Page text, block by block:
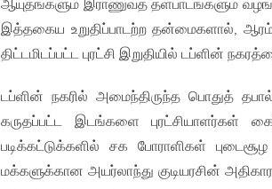
ஆயுதங்களும் இராணுவத் தளபாடங்களும்
இத்தகைய உறுதிப்பாடற்ற தன்மைகளால்,
திட்டமிடப்பட்ட புரட்சி இறுதியில் டப்ளின்
டப்ளின் நகரில் அமைந்திருந்த பொதுத்
கருதப்பட்ட இடங்களை புரட்சியாளர்கள்
படிக்கட்டுக்களில் சக போராளிகள்
மக்களுக்கான அயர்லாந்து குடியரசின்